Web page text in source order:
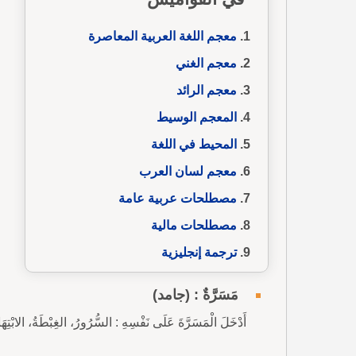
معجم اللغة العربية المعاصرة
معجم الغني
معجم الرائد
المعجم الوسيط
المحيط في اللغة
معجم لسان العرب
مصطلحات عربية عامة
مصطلحات مالية
ترجمة إنجليزية
مَسَرَّةٌ : (جامد)
أَدْخَلَ الْمَسَرَّةَ عَلَى نَفْسِهِ : السُّرُورُ، الغِبْطَةُ،